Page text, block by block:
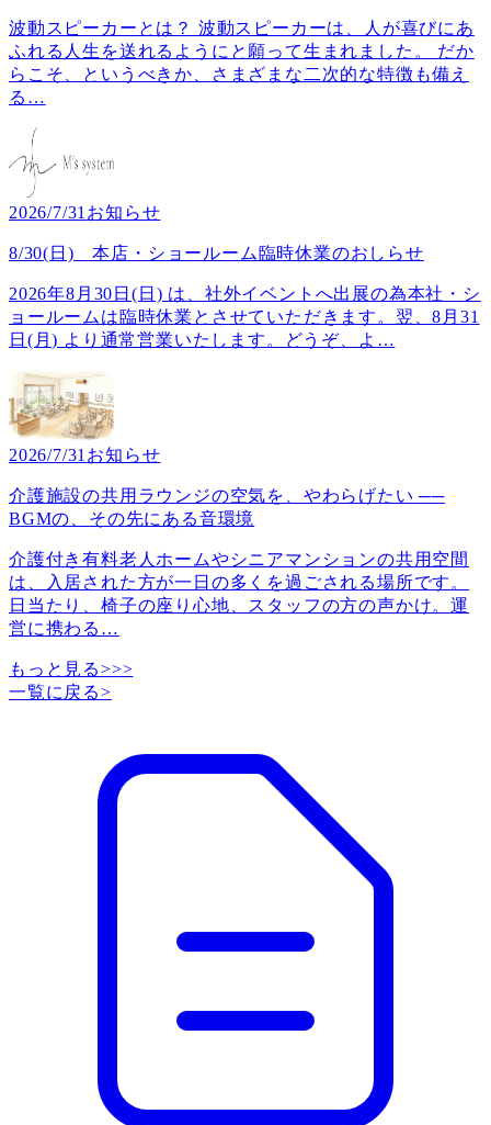
波動スピーカーとは？ 波動スピーカーは、人が喜びにあ
ふれる人生を送れるようにと願って生まれました。 だか
らこそ、というべきか、さまざまな二次的な特徴も備え
る …
2026/7/31 お知らせ
8/30(日) 本店・ショールーム臨時休業のおしらせ
2026年8月30日(日) は、社外イベントへ出展の為本社・シ
ョールームは臨時休業とさせていただきます。翌、8月31
日(月) より通常営業いたします。どうぞ、よ …
2026/7/31 お知らせ
介護施設の共用ラウンジの空気を、やわらげたい ──
BGMの、その先にある音環境
介護付き有料老人ホームやシニアマンションの共用空間
は、入居された方が一日の多くを過ごされる場所です。
日当たり、椅子の座り心地、スタッフの方の声かけ。運
営に携わる …
もっと見る>>>
一覧に戻る>